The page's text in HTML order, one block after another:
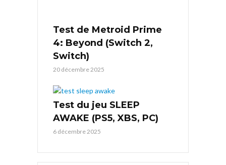
Test de Metroid Prime
4: Beyond (Switch 2,
Switch)
20 décembre 2025
Test du jeu SLEEP
AWAKE (PS5, XBS, PC)
6 décembre 2025